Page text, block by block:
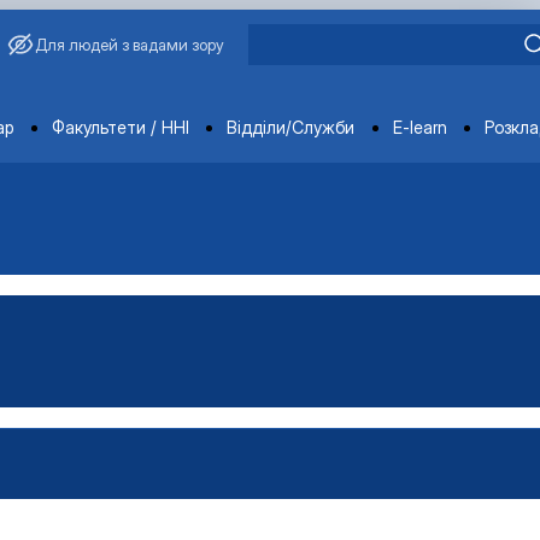
Для людей з вадами зору
Факультети / ННІ Відділи/Служби E-learn